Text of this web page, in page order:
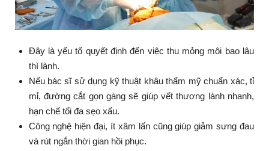
Đây là yếu tố quyết định đến việc thu mỏng môi bao lâu
thì lành.
Nếu bác sĩ sử dụng kỹ thuật khâu thẩm mỹ chuẩn xác, tỉ
mỉ, đường cắt gọn gàng sẽ giúp vết thương lành nhanh,
hạn chế tối đa sẹo xấu.
Công nghệ hiện đại, ít xâm lấn cũng giúp giảm sưng đau
và rút ngắn thời gian hồi phục.